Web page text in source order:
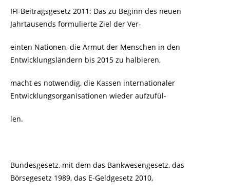
IFI-Beitragsgesetz 2011: Das zu Beginn des neuen
Jahrtausends formulierte Ziel der Ver-
einten Nationen, die Armut der Menschen in den
Entwicklungsländern bis 2015 zu halbieren,
macht es notwendig, die Kassen internationaler
Entwicklungsorganisationen wieder aufzufül-
len.
Bundesgesetz, mit dem das Bankwesengesetz, das
Börsegesetz 1989, das E-Geldgesetz 2010,